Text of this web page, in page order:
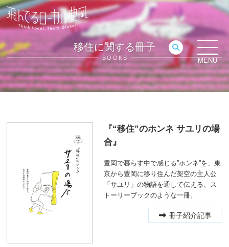
移住に関する冊子
BOOKS MENU
“移住”のホンネ サユリの場
合
豊岡で暮らす中で感じる”ホンネ”を、東
京から豊岡に移り住んだ架空の主人公
「サユリ」の物語を通して伝える、ス
トーリーブックのような一冊。
冊子紹介記事